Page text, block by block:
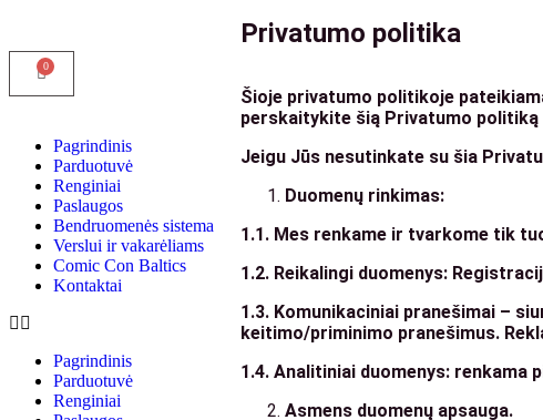
Pagrindinis
Parduotuvė
Renginiai
Paslaugos
Bendruomenės sistema
Verslui ir vakarėliams
Comic Con Baltics
Kontaktai
Pagrindinis
Parduotuvė
Renginiai
Privatumo politika
Šioje privatumo politikoje
perskaitykite šią Privatumo
Jeigu Jūs nesutinkate su šia
Duomenų rinkimas:
1.1. Mes renkame ir tvarkome tik
1.2. Reikalingi duomenys:
1.3. Komunikaciniai pranešimai –
keitimo/priminimo pranešimus.
1.4. Analitiniai duomenys:
Asmens duomenų apsauga.